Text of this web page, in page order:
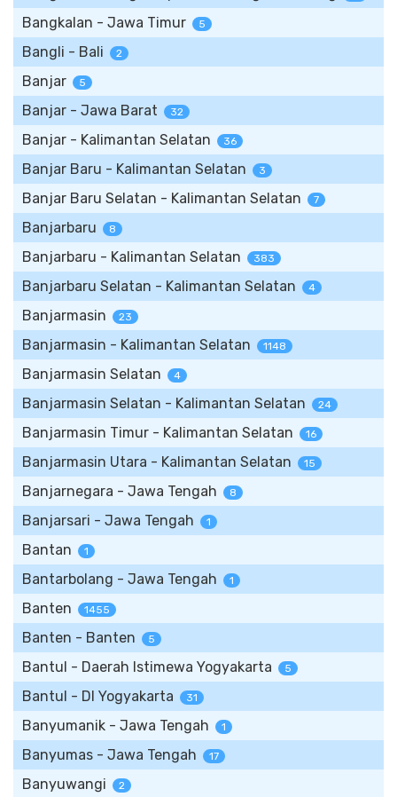
Bangkalan - Jawa Timur 5
Bangli - Bali 2
Banjar 5
Banjar - Jawa Barat 32
Banjar - Kalimantan Selatan 36
Banjar Baru - Kalimantan Selatan 3
Banjar Baru Selatan - Kalimantan Selatan 7
Banjarbaru 8
Banjarbaru - Kalimantan Selatan 383
Banjarbaru Selatan - Kalimantan Selatan 4
Banjarmasin 23
Banjarmasin - Kalimantan Selatan 1148
Banjarmasin Selatan 4
Banjarmasin Selatan - Kalimantan Selatan 24
Banjarmasin Timur - Kalimantan Selatan 16
Banjarmasin Utara - Kalimantan Selatan 15
Banjarnegara - Jawa Tengah 8
Banjarsari - Jawa Tengah 1
Bantan 1
Bantarbolang - Jawa Tengah 1
Banten 1455
Banten - Banten 5
Bantul - Daerah Istimewa Yogyakarta 5
Bantul - DI Yogyakarta 31
Banyumanik - Jawa Tengah 1
Banyumas - Jawa Tengah 17
Banyuwangi 2